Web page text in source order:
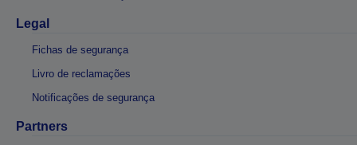
Legal
Fichas de segurança
Livro de reclamações
Notificações de segurança
Partners